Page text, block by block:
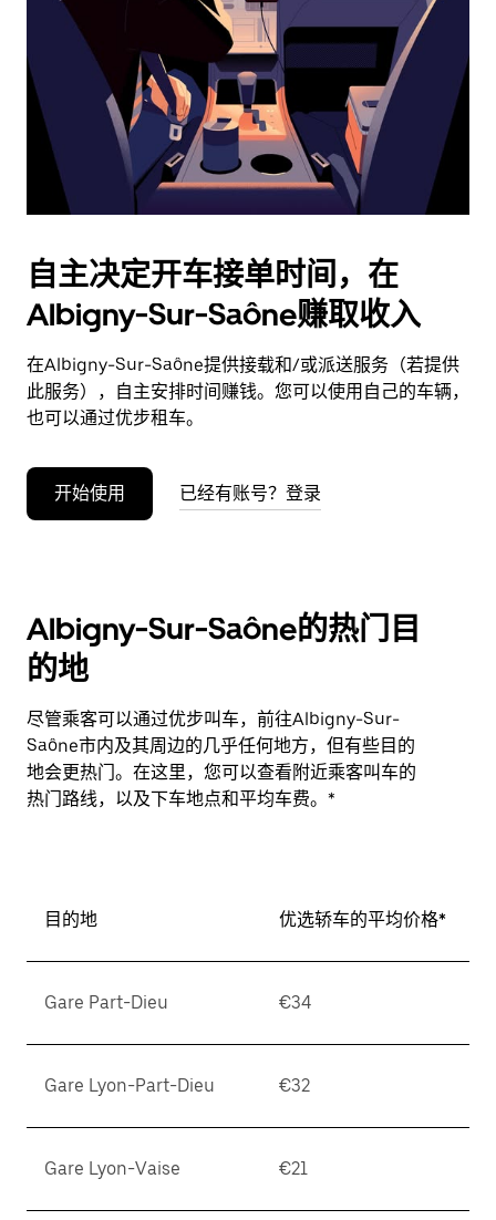
期。
按
退
闭
日
历。
自主决定开车接单时间，在
Albigny-Sur-Saône赚取收入
在Albigny-Sur-Saône提供接载和/或派送服务（若提供
此服务），自主安排时间赚钱。您可以使用自己的车辆，
也可以通过优步租车。
开始使用 已经有账号？登录
Albigny-Sur-Saône的热门目
的地
尽管乘客可以通过优步叫车，前往Albigny-Sur-
Saône市内及其周边的几乎任何地方，但有些目的
地会更热门。在这里，您可以查看附近乘客叫车的
热门路线，以及下车地点和平均车费。*
目的地 优选轿车的平均价格*
Gare Part-Dieu €34
Gare Lyon-Part-Dieu €32
Gare Lyon-Vaise €21